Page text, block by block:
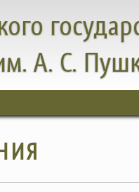
А. С.